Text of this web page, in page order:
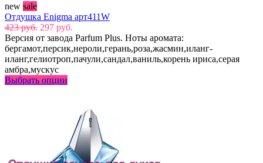
new sale
Отдушка Enigma арт411W
423 руб. 297 руб.
Версия от завода Parfum Plus. Ноты аромата:
бергамот,персик,нероли,герань,роза,жасмин,иланг-
иланг,гелиотроп,пачули,сандал,ваниль,корень ириса,серая
амбра,мускус
Выбрать опции